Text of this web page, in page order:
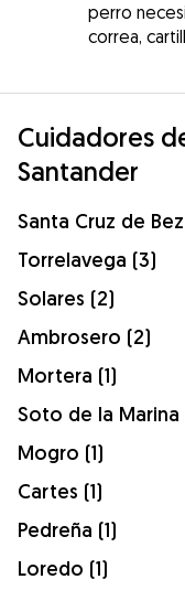
perro
correa,
Cuidadores
Santander
Santa Cruz de
Torrelavega (3)
Solares (2)
Ambrosero (2)
Mortera (1)
Soto de la Marina
Mogro (1)
Cartes (1)
Pedreña (1)
Loredo (1)